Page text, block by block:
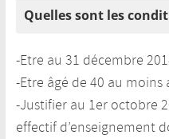
Quelles sont les
-Etre au 31 décembre
-Etre âgé de 40 au
-Justifier au 1er octobre
effectif d’enseignement